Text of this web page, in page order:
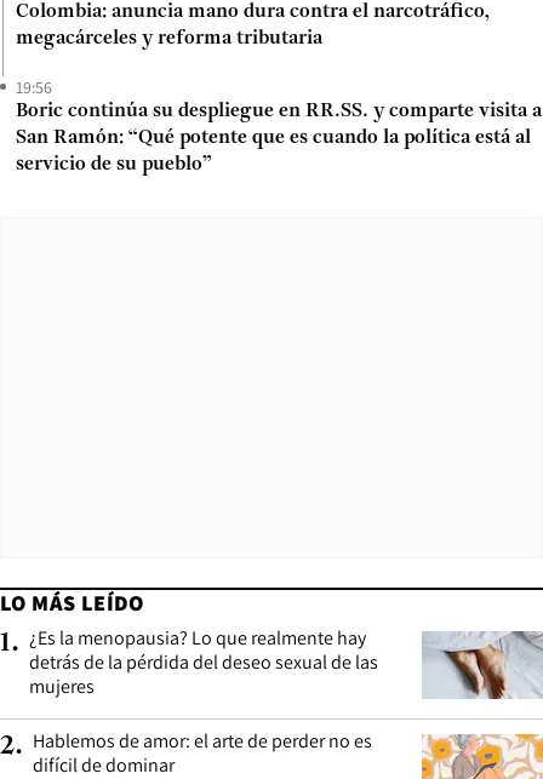
Colombia: anuncia mano dura contra el narcotráfico,
megacárceles y reforma tributaria
19:56
Boric continúa su despliegue en RR.SS. y comparte visita a
San Ramón: “Qué potente que es cuando la política está al
servicio de su pueblo”
LO MÁS LEÍDO
1. ¿Es la menopausia? Lo que realmente hay
detrás de la pérdida del deseo sexual de las
mujeres
2. Hablemos de amor: el arte de perder no es
difícil de dominar